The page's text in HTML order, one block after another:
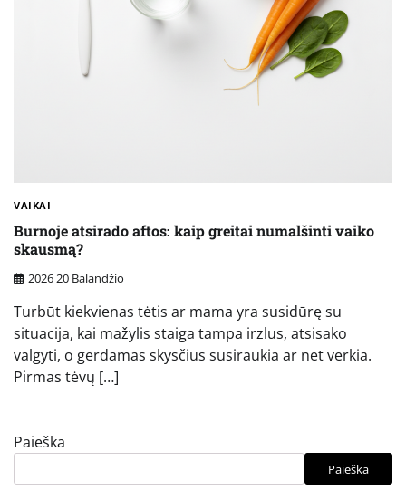
VAIKAI
Burnoje atsirado aftos: kaip greitai numalšinti vaiko
skausmą?
2026 20 Balandžio
Turbūt kiekvienas tėtis ar mama yra susidūrę su
situacija, kai mažylis staiga tampa irzlus, atsisako
valgyti, o gerdamas skysčius susiraukia ar net verkia.
Pirmas tėvų […]
Paieška
Paieška